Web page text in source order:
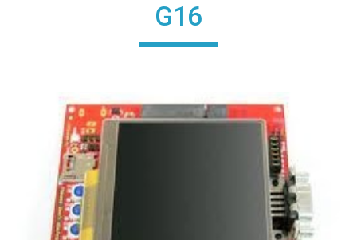
G16